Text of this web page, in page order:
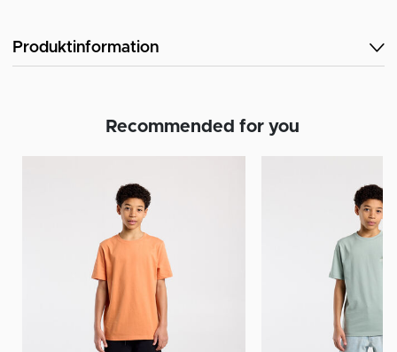
Produktinformation
Recommended for you